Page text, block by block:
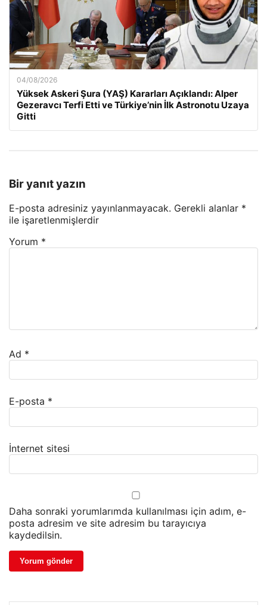
04/08/2026
Yüksek Askeri Şura (YAŞ) Kararları Açıklandı: Alper
Gezeravcı Terfi Etti ve Türkiye’nin İlk Astronotu Uzaya
Gitti
Bir yanıt yazın
E-posta adresiniz yayınlanmayacak. Gerekli alanlar *
ile işaretlenmişlerdir
Yorum *
Ad *
E-posta *
İnternet sitesi
Daha sonraki yorumlarımda kullanılması için adım, e-
posta adresim ve site adresim bu tarayıcıya
kaydedilsin.